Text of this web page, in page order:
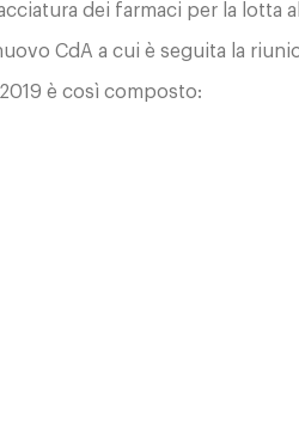
dei farmaci per la
CdA a cui è seguita la
è così composto: